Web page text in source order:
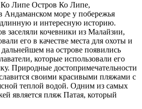
Ко Липе Остров Ко Липе,
Андаманском море у побережья
и интересную историю.
заселяли кочевники из Малайзии,
его в качестве места для охоты и
на острове появились
которые использовали его
Природные достопримечательности
своими красивыми пляжами с
теплой водой. Одним из самых
является пляж Патая, который